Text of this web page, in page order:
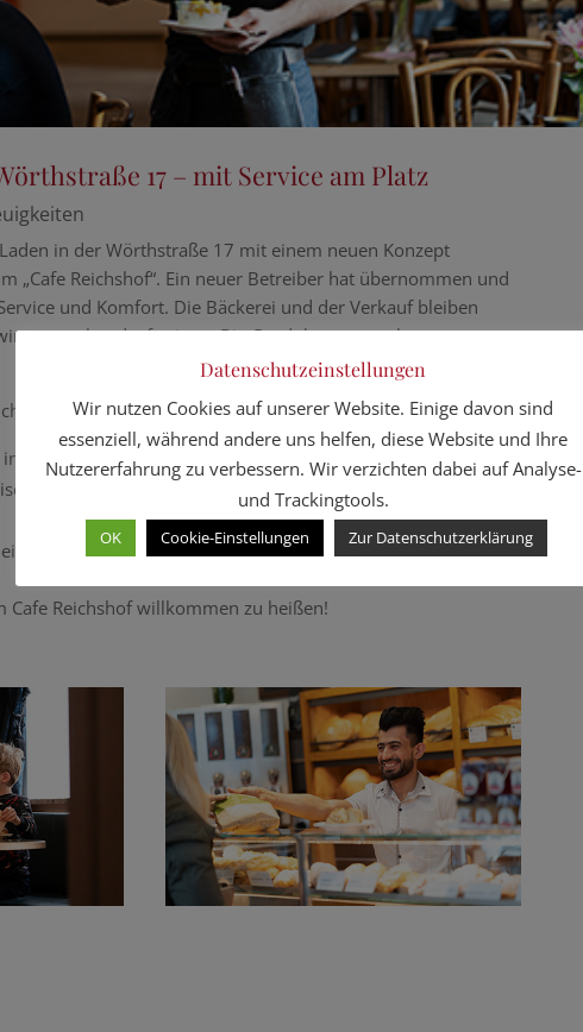
17 – mit Service am Platz
in der Wörthstraße 17 mit einem neuen Konzept
„Cafe Reichshof“. Ein neuer Betreiber hat übernommen und
und Komfort. Die Bäckerei und der Verkauf bleiben
unsere handgefertigten Bio-Produkte nur nochzum
bester Bio-Qualität
Anbau, frisch und mit Liebe zubereitet
Auswahl unserer Backwaren erhalten Sie auch im Café
Cafe Reichshof willkommen zu heißen!
Datenschutzeinstellungen
Wir nutzen Cookies auf unserer Website. Einige davon sind
essenziell, während andere uns helfen, diese Website und Ihre
Nutzererfahrung zu verbessern. Wir verzichten dabei auf Analyse-
und Trackingtools.
OK Cookie-Einstellungen Zur Datenschutzerklärung